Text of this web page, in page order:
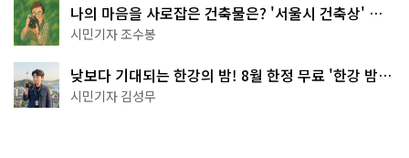
나의 마음을 사로잡은 건축물은? '서울시 건축상' 수
상작 공개!
시민기자 조수봉
낮보다 기대되는 한강의 밤! 8월 한정 무료 '한강 밤
핑' 예약은?
시민기자 김성무